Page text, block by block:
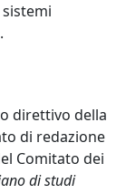
direttivo della
di redazione
Comitato dei
di studi